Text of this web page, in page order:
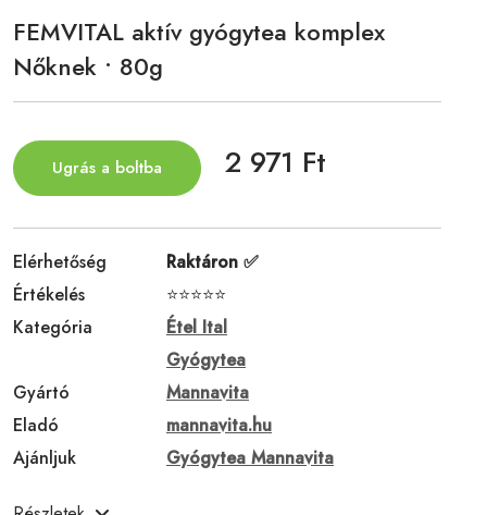
FEMVITAL aktív gyógytea komplex
Nőknek • 80g
Ugrás a boltba 2 971 Ft
Elérhetőség
Raktáron ✅
Értékelés
⭐⭐⭐⭐⭐
Kategória
Étel Ital
Gyógytea
Gyártó
Mannavita
Eladó
mannavita.hu
Ajánljuk
Gyógytea Mannavita